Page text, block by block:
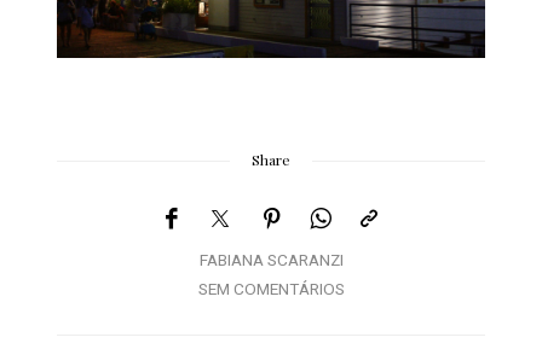
Share
FABIANA SCARANZI
SEM COMENTÁRIOS